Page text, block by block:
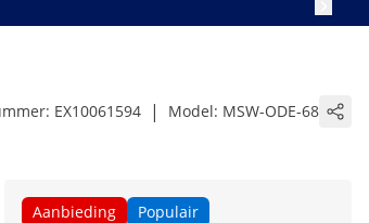
EX10061594 | Model: MSW-ODE-68
Aanbieding Populair